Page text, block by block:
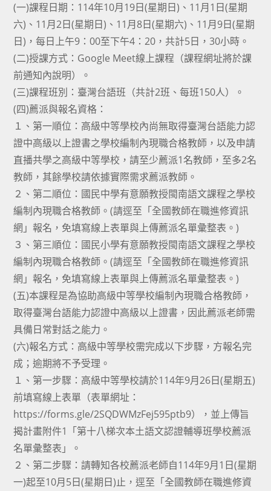
(一)課程日期：114年10月19日(星期日)、11月1日(星期
六)、11月2日(星期日)、11月8日(星期六)、11月9日(星期
日)，每日上午9：00至下午4：20，共計5日，30小時。
(二)授課方式：Google Meet線上課程（課程網址將於課
前通知內說明）。
(三)課程班別：臺灣台語班（共計2班、每班150人）。
(四)薦派與報名資格：
１、第一順位：高級中等學校內尚無取得臺灣台語能力認
證中高級以上證書之學校編制內現職合格教師，以及申請
直播共學之高級中等學校，請至少薦派1名教師，至多2名
教師，其餘學校請依據實際需求薦派教師。
２、第二順位：國民中學有意願教授閩南語文課程之學校
編制內現職合格教師。(請逕至「全國教師在職進修資訊
網」報名，免填寫線上表單與上傳薦派名單彙整表。)
３、第三順位：國民小學有意願教授閩南語文課程之學校
編制內現職合格教師。(請逕至「全國教師在職進修資訊
網」報名，免填寫線上表單與上傳薦派名單彙整表。)
(五)本課程是為協助高級中等學校編制內現職合格教師，
取得臺灣台語能力認證中高級以上證書，因此薦派老師需
具備日常對話之能力。
(六)報名方式：高級中等學校需完成以下步驟，方報名完
成；逾期將不予受理。
１、第一步驟：高級中等學校請於114年9月26日(星期五)
前填寫線上表單（表單網址：
https://forms.gle/2SQDWMzFej595ptb9），並上傳旨
揭計畫附件1「第十八梯次本土語文認證輔導班學校薦派
名單彙整表」。
２、第二步驟：請轉知各校薦派老師自114年9月1日(星期
一)起至10月5日(星期日)止，逕至「全國教師在職進修資